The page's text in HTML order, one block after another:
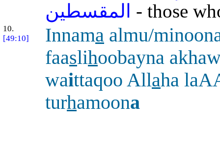
المقسطين - those
10.
[49:10]
Innama almu/
faaslihoobayna
waittaqoo Allaha
turhamoona